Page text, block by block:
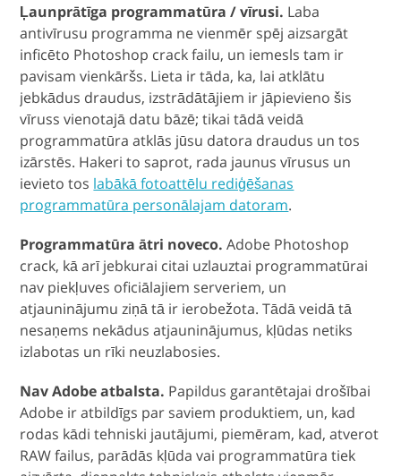
Ļaunprātīga programmatūra / vīrusi. Laba
antivīrusu programma ne vienmēr spēj aizsargāt
inficēto Photoshop crack failu, un iemesls tam ir
pavisam vienkāršs. Lieta ir tāda, ka, lai atklātu
jebkādus draudus, izstrādātājiem ir jāpievieno šis
vīruss vienotajā datu bāzē; tikai tādā veidā
programmatūra atklās jūsu datora draudus un tos
izārstēs. Hakeri to saprot, rada jaunus vīrusus un
ievieto tos labākā fotoattēlu rediģēšanas
programmatūra personālajam datoram.
Programmatūra ātri noveco. Adobe Photoshop
crack, kā arī jebkurai citai uzlauztai programmatūrai
nav piekļuves oficiālajiem serveriem, un
atjauninājumu ziņā tā ir ierobežota. Tādā veidā tā
nesaņems nekādus atjauninājumus, kļūdas netiks
izlabotas un rīki neuzlabosies.
Nav Adobe atbalsta. Papildus garantētajai drošībai
Adobe ir atbildīgs par saviem produktiem, un, kad
rodas kādi tehniski jautājumi, piemēram, kad, atverot
RAW failus, parādās kļūda vai programmatūra tiek